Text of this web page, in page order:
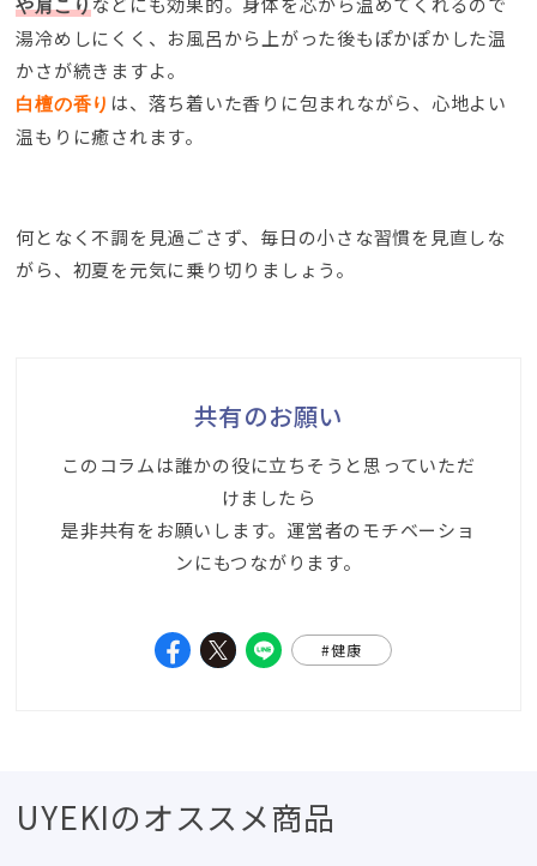
や肩こり
湯冷めしにくく、お風呂から上がった後もぽかぽかした温
かさが続きますよ。
白檀の香り は、落ち着いた香りに包まれながら、心地よい
温もりに癒されます。
何となく不調を見過ごさず、毎日の小さな習慣を見直しな
がら、初夏を元気に乗り切りましょう。
共有のお願い
このコラムは誰かの役に立ちそうと思っていただ
けましたら
是非共有をお願いします。運営者のモチベーショ
ンにもつながります。
#健康
UYEKIのオススメ商品